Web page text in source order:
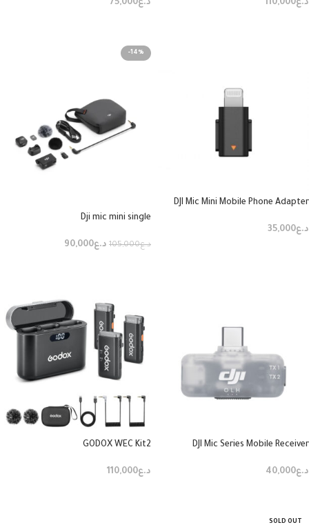
د.ع110,000
د.ع75,000
DJI Mic Mini Mobile Phone Adapter
د.ع35,000
-14%
Dji mic mini single
د.ع105,000 د.ع90,000
DJI Mic Series Mobile Receiver
د.ع40,000
GODOX WEC Kit2
د.ع110,000
SOLD OUT